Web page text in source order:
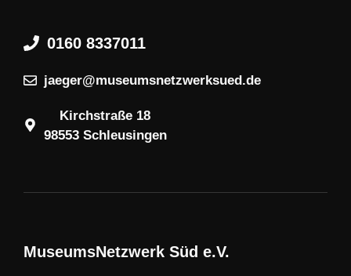
0160 8337011
jaeger@museumsnetzwerksued.de
Kirchstraße 18
98553 Schleusingen
MuseumsNetzwerk Süd e.V.